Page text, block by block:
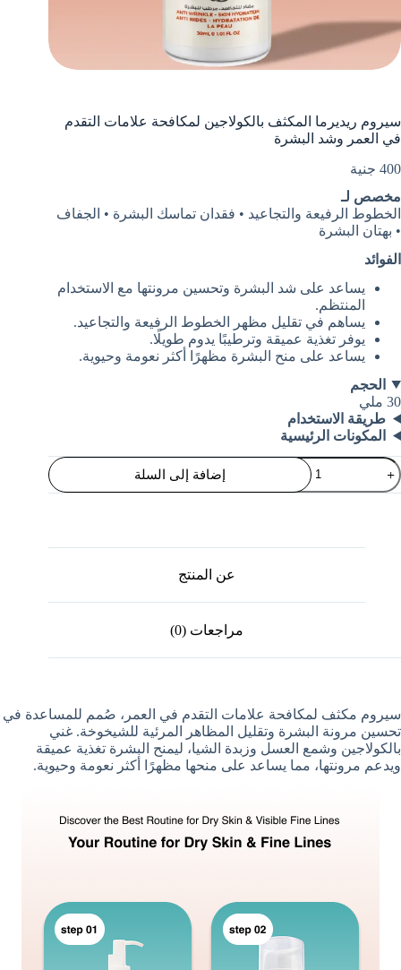
سيروم ريديرما المكثف بالكولاجين لمكافحة علامات التقدم
في العمر وشد البشرة
400 جنية
مخصص لـ
الخطوط الرفيعة والتجاعيد • فقدان تماسك البشرة • الجفاف
• بهتان البشرة
الفوائد
يساعد على شد البشرة وتحسين مرونتها مع الاستخدام
المنتظم.
يساهم في تقليل مظهر الخطوط الرفيعة والتجاعيد.
يوفر تغذية عميقة وترطيبًا يدوم طويلًا.
يساعد على منح البشرة مظهرًا أكثر نعومة وحيوية.
الحجم
30 ملي
طريقة الاستخدام
المكونات الرئيسية
كمية
Rederma
Intensive
إضافة إلى السلة
عن المنتج
مراجعات (0)
سيروم مكثف لمكافحة علامات التقدم في العمر، صُمم للمساعدة في
تحسين مرونة البشرة وتقليل المظاهر المرئية للشيخوخة. غني
بالكولاجين وشمع العسل وزبدة الشيا، ليمنح البشرة تغذية عميقة
ويدعم مرونتها، مما يساعد على منحها مظهرًا أكثر نعومة وحيوية.